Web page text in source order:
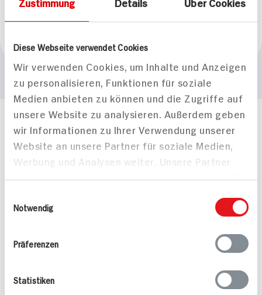
Diese Webseite verwendet Cookies
Wir verwenden Cookies, um Inhalte und Anzeigen
zu personalisieren, Funktionen für soziale
Medien anbieten zu können und die Zugriffe auf
unsere Website zu analysieren. Außerdem geben
wir Informationen zu Ihrer Verwendung unserer
Website an unsere Partner für soziale Medien,
Werbung und Analysen weiter. Unsere Partner
führen diese Informationen möglicherweise mit
bereitgestellt haben oder die sie im Rahmen
Notwendig
Präferenzen
Statistiken
Metzgerei Hambel
Häufig gestellte Fragen
kontakt
hit.de
(0228) 42967 0
Freitags: 9 bis 13 Uhr